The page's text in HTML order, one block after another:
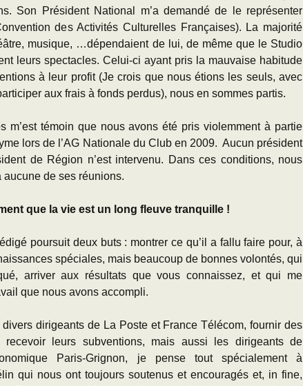
Son Président National m’a demandé de le représenter
des Activités Culturelles Françaises). La majorité
musique, …dépendaient de lui, de même que le Studio
leurs spectacles. Celui-ci ayant pris la mauvaise habitude
à leur profit (Je crois que nous étions les seuls, avec
aux frais à fonds perdus), nous en sommes partis.
m’est témoin que nous avons été pris violemment à partie
lors de l’AG Nationale du Club en 2009. Aucun président
de Région n’est intervenu. Dans ces conditions, nous
aucune de ses réunions.
que la vie est un long fleuve tranquille !
poursuit deux buts : montrer ce qu’il a fallu faire pour, à
spéciales, mais beaucoup de bonnes volontés, qui
arriver aux résultats que vous connaissez, et qui me
que nous avons accompli.
divers dirigeants de La Poste et France Télécom, fournir des
recevoir leurs subventions, mais aussi les dirigeants de
Paris-Grignon, je pense tout spécialement à
qui nous ont toujours soutenus et encouragés et, in fine,